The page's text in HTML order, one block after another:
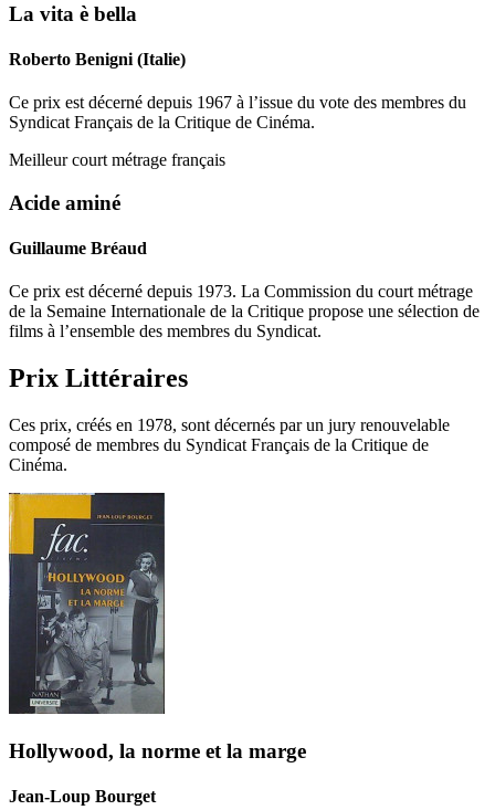
La vita è bella
Roberto Benigni (Italie)
Ce prix est décerné depuis 1967 à l’issue du vote des membres du
Syndicat Français de la Critique de Cinéma.
Meilleur court métrage français
Acide aminé
Guillaume Bréaud
Ce prix est décerné depuis 1973. La Commission du court métrage
de la Semaine Internationale de la Critique propose une sélection de
films à l’ensemble des membres du Syndicat.
Prix Littéraires
Ces prix, créés en 1978, sont décernés par un jury renouvelable
composé de membres du Syndicat Français de la Critique de
Cinéma.
Hollywood, la norme et la marge
Jean-Loup Bourget